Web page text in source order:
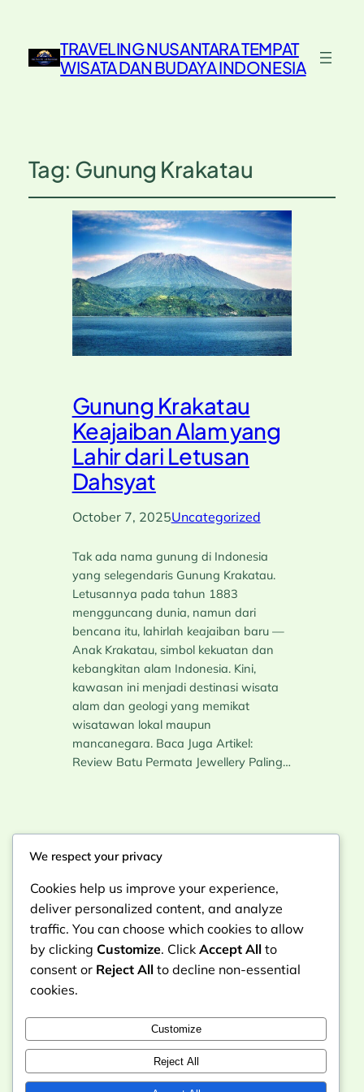
TRAVELING NUSANTARA TEMPAT
WISATA DAN BUDAYA INDONESIA
Tag: Gunung Krakatau
Gunung Krakatau
Keajaiban Alam yang
Lahir dari Letusan
Dahsyat
October 7, 2025Uncategorized
Tak ada nama gunung di Indonesia
yang selegendaris Gunung Krakatau.
Letusannya pada tahun 1883
mengguncang dunia, namun dari
bencana itu, lahirlah keajaiban baru —
Anak Krakatau, simbol kekuatan dan
kebangkitan alam Indonesia. Kini,
kawasan ini menjadi destinasi wisata
alam dan geologi yang memikat
wisatawan lokal maupun
mancanegara. Baca Juga Artikel:
Review Batu Permata Jewellery Paling…
Instagram
Traveling Nusantara Tempat Wisata
Dan Budaya Indonesia
REKOMENDASI
VELBETT
We respect your privacy
Cookies help us improve your experience,
deliver personalized content, and analyze
traffic. You can choose which cookies to allow
by clicking Customize. Click Accept All to
consent or Reject All to decline non-essential
cookies.
Customize
Reject All